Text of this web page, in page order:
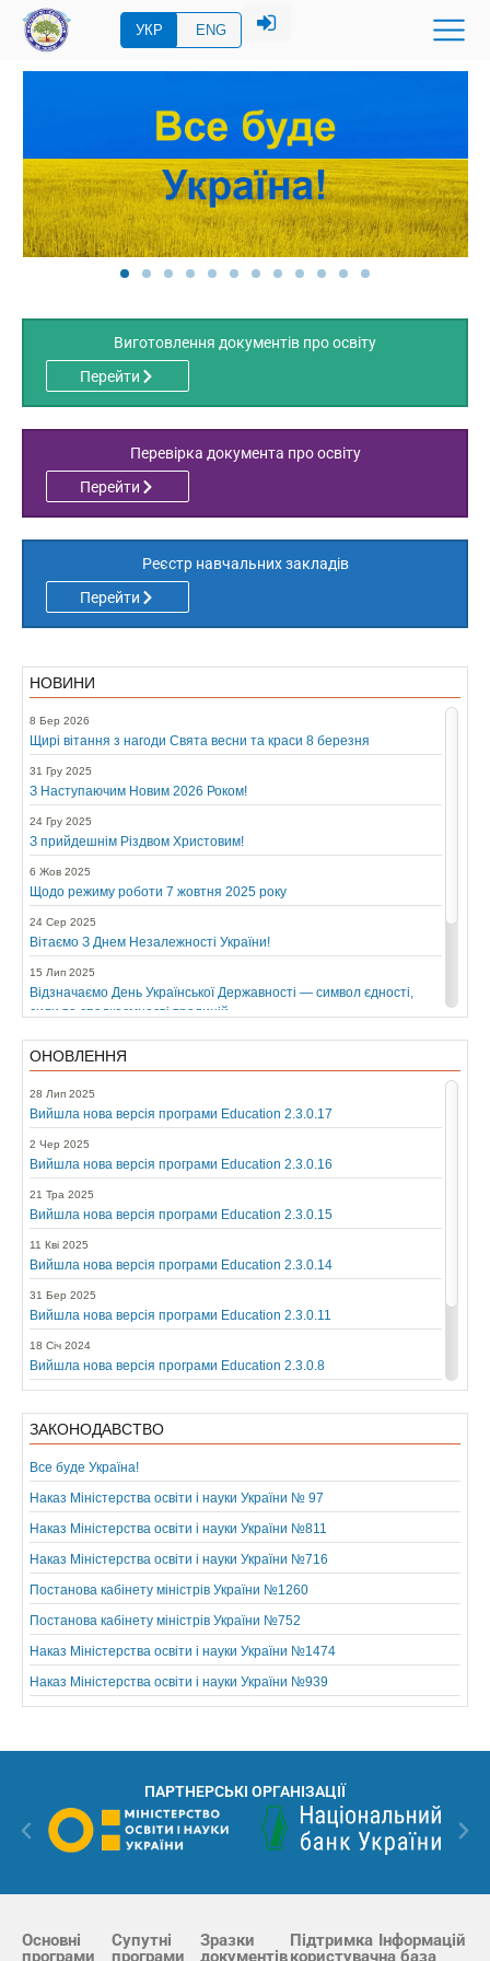
УКР ENG
Виготовлення документів про освіту
Перейти
Перевірка документа про освіту
Перейти
Реєстр навчальних закладів
Перейти
НОВИНИ
8 Бер 2026
Щирі вітання з нагоди Свята весни та краси 8 березня
31 Гру 2025
З Наступаючим Новим 2026 Роком!
24 Гру 2025
З прийдешнім Різдвом Христовим!
6 Жов 2025
Щодо режиму роботи 7 жовтня 2025 року
24 Сер 2025
Вітаємо З Днем Незалежності України!
15 Лип 2025
Відзначаємо День Української Державності — символ єдності,
сили та спадкоємності традицій
17 Кві 2025
Щодо роботи 21.04.2025р.
31 Гру 2024
З Наступаючим Новим 2025 Роком!
ОНОВЛЕННЯ
28 Лип 2025
Вийшла нова версія програми Education 2.3.0.17
2 Чер 2025
Вийшла нова версія програми Education 2.3.0.16
21 Тра 2025
Вийшла нова версія програми Education 2.3.0.15
11 Кві 2025
Вийшла нова версія програми Education 2.3.0.14
31 Бер 2025
Вийшла нова версія програми Education 2.3.0.11
18 Січ 2024
Вийшла нова версія програми Education 2.3.0.8
Вийшла нова версія програми Education 2.3.0.4
25 Лют 2022
Все буде Україна!
ЗАКОНОДАВСТВО
Все буде Україна!
Наказ Міністерства освіти і науки України № 97
Наказ Міністерства освіти і науки України №811
Наказ Міністерства освіти і науки України №716
Постанова кабінету міністрів України №1260
Постанова кабінету міністрів України №752
Наказ Міністерства освіти і науки України №1474
Наказ Міністерства освіти і науки України №939
ПАРТНЕРСЬКІ ОРГАНІЗАЦІЇ
Основні
програми
Супутні
програми
Зразки
документів
Підтримка
користувач
Інформацій
на база